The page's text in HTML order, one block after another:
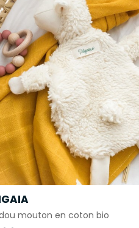
mouton en coton bio